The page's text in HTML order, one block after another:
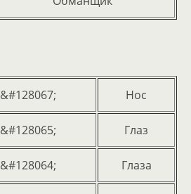
&#128067; Нос
&#128065; Глаз
&#128064; Глаза